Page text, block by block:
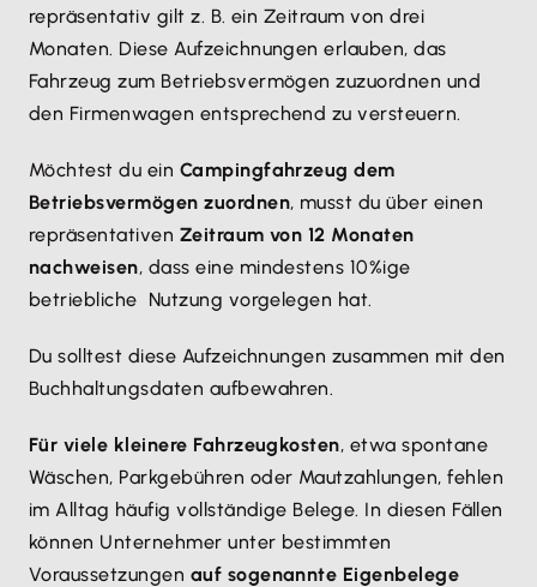
repräsentativ gilt z. B. ein Zeitraum von drei
Monaten. Diese Aufzeichnungen erlauben, das
Fahrzeug zum Betriebsvermögen zuzuordnen und
den Firmenwagen entsprechend zu versteuern.
Möchtest du ein Campingfahrzeug dem
Betriebsvermögen zuordnen, musst du über einen
repräsentativen Zeitraum von 12 Monaten
nachweisen, dass eine mindestens 10%ige
betriebliche Nutzung vorgelegen hat.
Du solltest diese Aufzeichnungen zusammen mit den
Buchhaltungsdaten aufbewahren.
Für viele kleinere Fahrzeugkosten, etwa spontane
Wäschen, Parkgebühren oder Mautzahlungen, fehlen
im Alltag häufig vollständige Belege. In diesen Fällen
können Unternehmer unter bestimmten
Voraussetzungen auf sogenannte Eigenbelege